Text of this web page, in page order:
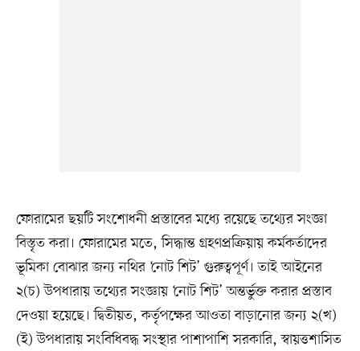
ফোরামের ছয়টি সংশোধনী প্রস্তাবের মধ্যে রয়েছে তথ্যের সংজ্ঞা
বিস্তৃত করা। ফোরামের মতে, সিদ্ধান্ত গ্রহণপ্রক্রিয়ায় কর্মকর্তাদের
ভূমিকা বোঝার জন্য নথির ‘নোট শিট’ গুরুত্বপূর্ণ। তাই আইনের
২(চ) উপধারায় তথ্যের সংজ্ঞায় ‘নোট শিট’ অন্তর্ভুক্ত করার প্রস্তাব
দেওয়া হয়েছে। দ্বিতীয়ত, কর্তৃপক্ষের আওতা বাড়ানোর জন্য ২(খ)
(ই) উপধারায় সংবিধিবদ্ধ সংস্থার পাশাপাশি সরকারি, স্বায়ত্তশাসিত